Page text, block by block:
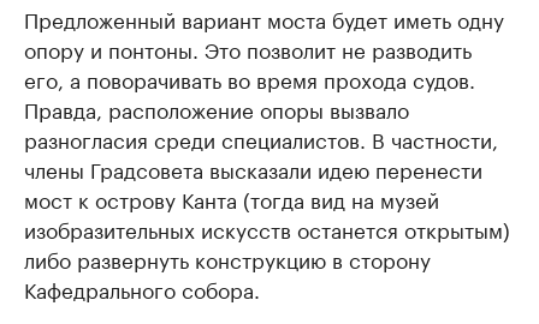
Предложенный вариант моста будет иметь одну
опору и понтоны. Это позволит не разводить
его, а поворачивать во время прохода судов.
Правда, расположение опоры вызвало
разногласия среди специалистов. В частности,
члены Градсовета высказали идею перенести
мост к острову Канта (тогда вид на музей
изобразительных искусств останется открытым)
либо развернуть конструкцию в сторону
Кафедрального собора.